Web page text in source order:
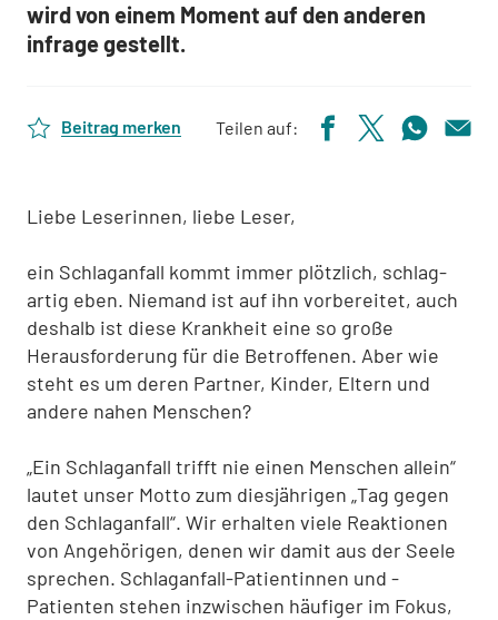
wird von einem Moment auf den anderen
infrage gestellt.
Beitrag merken Teilen auf:
Liebe Leserinnen, liebe Leser,
ein Schlaganfall kommt immer plötzlich, schlag-
artig eben. Niemand ist auf ihn vorbereitet, auch
deshalb ist diese Krankheit eine so große
Herausforderung für die Betroffenen. Aber wie
steht es um deren Partner, Kinder, Eltern und
andere nahen Menschen?
„Ein Schlaganfall trifft nie einen Menschen allein“
lautet unser Motto zum diesjährigen „Tag gegen
den Schlaganfall“. Wir erhalten viele Reaktionen
von Angehörigen, denen wir damit aus der Seele
sprechen. Schlaganfall-Patientinnen und -
Patienten stehen inzwischen häufiger im Fokus,